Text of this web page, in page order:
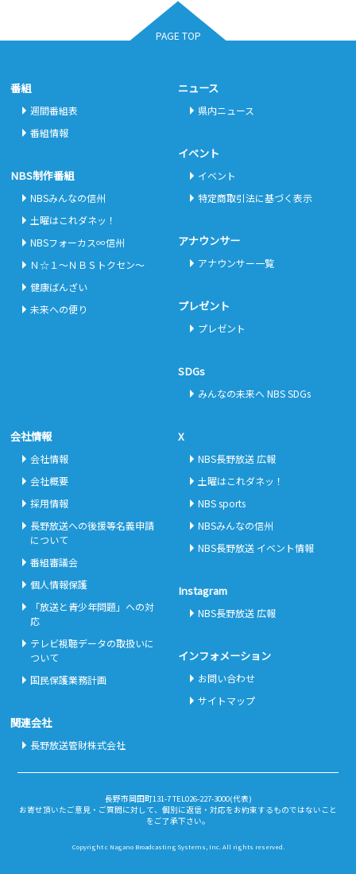
PAGE TOP
番組
週間番組表
番組情報
NBS制作番組
NBSみんなの信州
土曜はこれダネッ！
NBSフォーカス∞信州
Ｎ☆１～ＮＢＳトクセン～
健康ばんざい
未来への便り
ニュース
県内ニュース
イベント
イベント
特定商取引法に基づく表示
アナウンサー
アナウンサー一覧
プレゼント
プレゼント
SDGs
みんなの未来へ NBS SDGs
会社情報
会社情報
会社概要
採用情報
長野放送への後援等名義申請
について
番組審議会
個人情報保護
「放送と青少年問題」への対
応
テレビ視聴データの取扱いに
ついて
国民保護業務計画
関連会社
長野放送管財株式会社
X
NBS長野放送 広報
土曜はこれダネッ！
NBS sports
NBSみんなの信州
NBS長野放送 イベント情報
Instagram
NBS長野放送 広報
インフォメーション
お問い合わせ
サイトマップ
長野市岡田町131-7 TEL026-227-3000(代表)
お寄せ頂いたご意見・ご質問に対して、個別に返信・対応をお約束するものではないこと
をご了承下さい。
Copyright c Nagano Broadcasting Systems, Inc. All rights reserved.